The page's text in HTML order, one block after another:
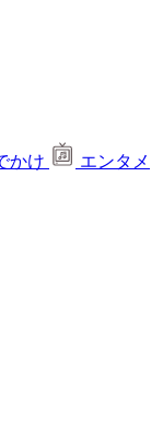
かけ
エンタメ